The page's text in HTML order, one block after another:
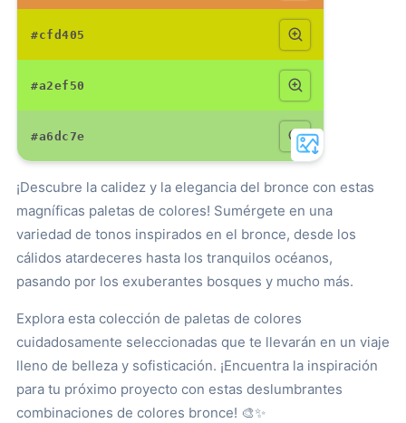
#cfd405
#a2ef50
#a6dc7e
¡Descubre la calidez y la elegancia del bronce con estas
magníficas paletas de colores! Sumérgete en una
variedad de tonos inspirados en el bronce, desde los
cálidos atardeceres hasta los tranquilos océanos,
pasando por los exuberantes bosques y mucho más.
Explora esta colección de paletas de colores
cuidadosamente seleccionadas que te llevarán en un viaje
lleno de belleza y sofisticación. ¡Encuentra la inspiración
para tu próximo proyecto con estas deslumbrantes
combinaciones de colores bronce! 🎨✨